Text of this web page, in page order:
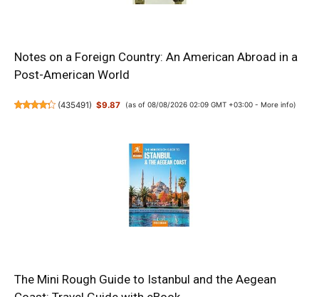
Notes on a Foreign Country: An American Abroad in a
Post-American World
(435491) $9.87 (as of 08/08/2026 02:09 GMT +03:00 - More info)
The Mini Rough Guide to Istanbul and the Aegean